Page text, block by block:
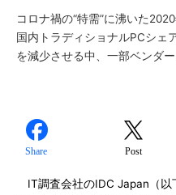
コロナ禍の“特需”に沸いた
国内トラディショナルPCシェ
を減少させる中、一部ベンダ
Share Post
IT調査会社のIDC Japan（以